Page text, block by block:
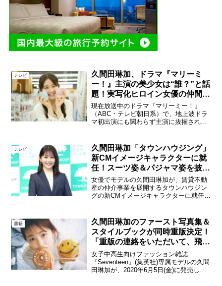
テレビ
久間田琳加、ドラマ『マリーミ
ー！』主演の美少女は“誰？”と話
題！実写化ヒロイン女優の仲間入
りか！？
現在放送中のドラマ『マリーミー！』
（ABC・テレビ朝日系）で、地上波ドラ
マ初出演にも関わらず主演に抜擢され
る。ドラマで久間田は、ニートで引きこ
もりの沢本陽茉梨役を演じて...
テレビ
久間田琳加「タウンハウジング」
新CMイメージキャラクターに就
任！スーツ姿＆パジャマ姿を披
露！
女優でモデルの久間田琳加が、賃貸不動
産の仲介事業を展開するタウンハウジン
グの新CMイメージキャラクターに就任。
CM発表会では久間田と同じく「non-no」
専属モデル...
書籍
久間田琳加のファースト写真集＆
スタイルブックが同時重版決定！
「重版の連絡をいただいて、飛び
跳ねました！」
女子中高生向けファッション雑誌
『Seventeen』(集英社)専属モデルの久間
田琳加が、2020年6月5日(金)に発売した